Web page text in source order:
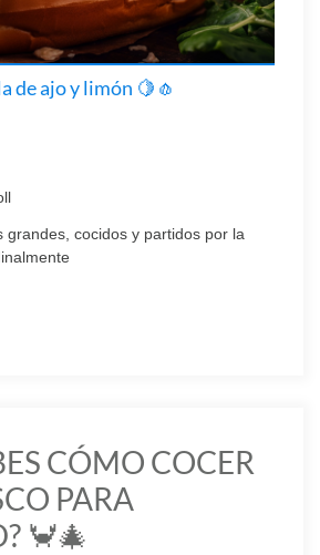
de ajo y limón 🍋🧄
grandes, cocidos y partidos por la
CÓMO COCER
PARA
🦀🎄